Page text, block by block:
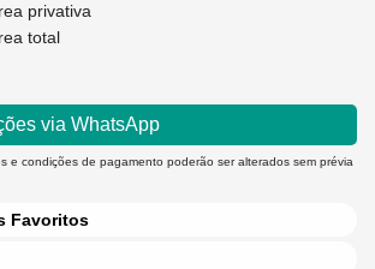
privativa
total
via WhatsApp
e condições de pagamento poderão ser alterados sem prévia
Favoritos